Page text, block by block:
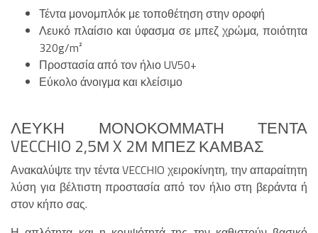
Τέντα μονομπλόκ με τοποθέτηση στην οροφή
Λευκό πλαίσιο και ύφασμα σε μπεζ χρώμα, ποιότητα
320g/m²
Προστασία από τον ήλιο UV50+
Εύκολο άνοιγμα και κλείσιμο
ΛΕΥΚΉ ΜΟΝΟΚΌΜΜΑΤΗ ΤΈΝΤΑ
VECCHIO 2,5Μ X 2Μ ΜΠΕΖ ΚΑΜΒΆΣ
Ανακαλύψτε την τέντα VECCHIO χειροκίνητη, την απαραίτητη
λύση για βέλτιστη προστασία από τον ήλιο στη βεράντα ή
στον κήπο σας.